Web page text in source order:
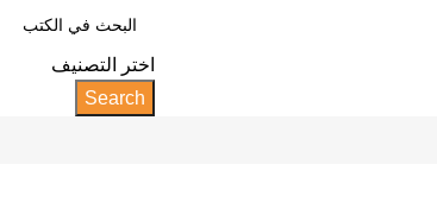
اختر التصنيف
Search